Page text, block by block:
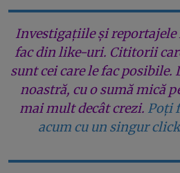
Investigațiile și reportajele
fac din like-uri. Cititorii
sunt cei care le fac posibile.
noastră, cu o sumă mică
mai mult decât crezi. Poți
acum cu un singur